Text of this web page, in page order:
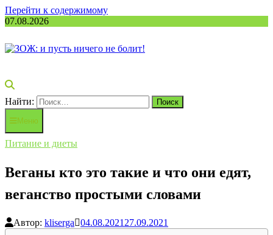
Перейти к содержимому
07.08.2026
Найти:
Меню
Питание и диеты
Веганы кто это такие и что они едят,
веганство простыми словами
Автор: kliserga 04.08.2021 27.09.2021